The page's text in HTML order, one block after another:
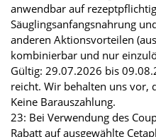
anwendbar auf
Säuglingsanfangsnahrung
anderen Aktionsvorteilen
kombinierbar und nur
Gültig: 29.07.2026 bis
reicht. Wir behalten uns vor,
Keine Barauszahlung.
23: Bei Verwendung des
Rabatt auf ausgewählte